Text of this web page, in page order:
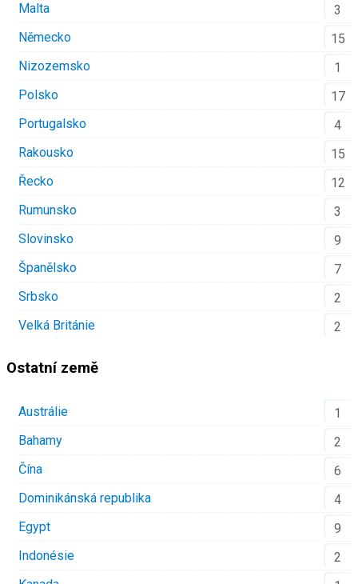
Malta
3
Německo
15
Nizozemsko
1
Polsko
17
Portugalsko
4
Rakousko
15
Řecko
12
Rumunsko
3
Slovinsko
9
Španělsko
7
Srbsko
2
Velká Británie
2
Ostatní země
Austrálie
1
Bahamy
2
Čína
6
Dominikánská republika
4
Egypt
9
Indonésie
2